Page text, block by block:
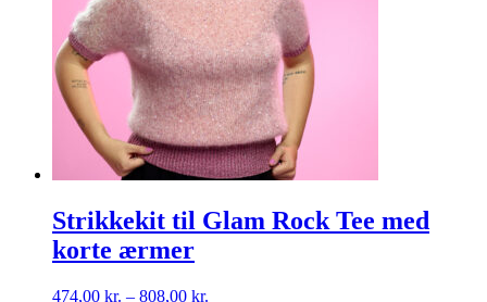
varesiden
Strikkekit til Glam Rock Tee med
korte ærmer
474,00 kr. – 808,00 kr.